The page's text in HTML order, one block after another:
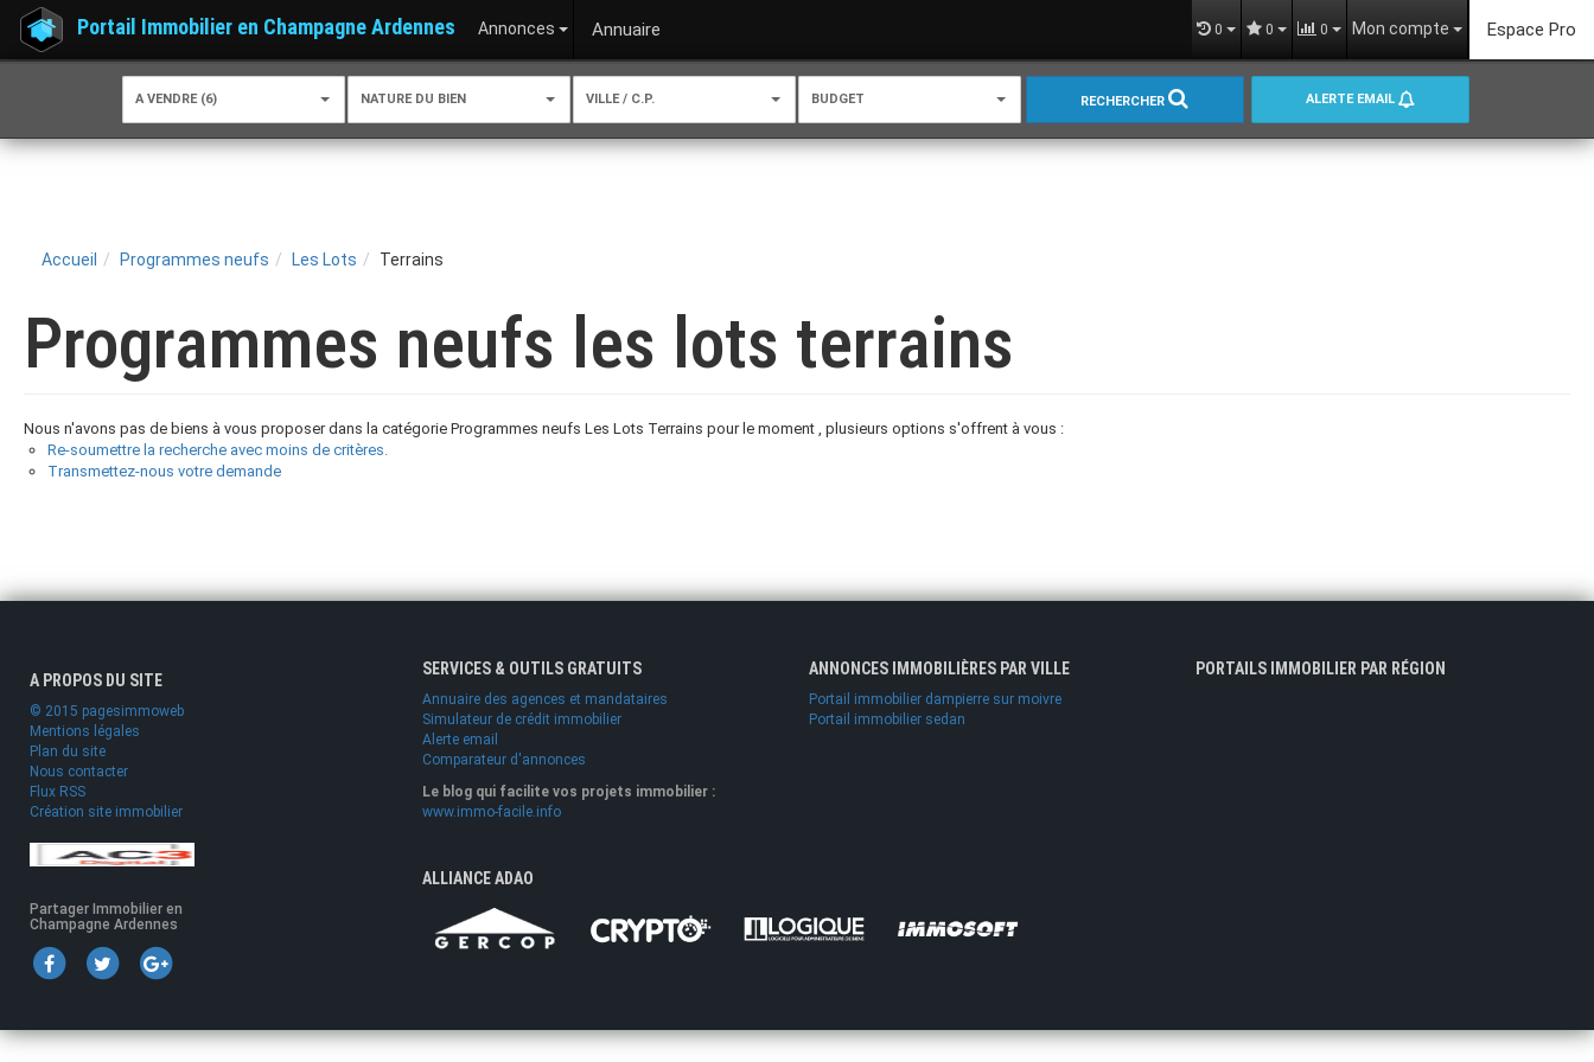
Portail Immobilier en Champagne Ardennes Annonces Annuaire 0 0 0 Mon compte Espace Pro
A VENDRE (6) NATURE DU BIEN VILLE / C.P. BUDGET RECHERCHER ALERTE EMAIL
Accueil Programmes neufs Les Lots Terrains
Programmes neufs les lots terrains
Nous n'avons pas de biens à vous proposer dans la catégorie Programmes neufs Les Lots Terrains pour le moment , plusieurs options s'offrent à vous :
Re-soumettre la recherche avec moins de critères.
Transmettez-nous votre demande
A PROPOS DU SITE
© 2015 pagesimmoweb
Mentions légales
Plan du site
Nous contacter
Flux RSS
Création site immobilier
Partager Immobilier en
Champagne Ardennes
SERVICES & OUTILS GRATUITS
Annuaire des agences et mandataires
Simulateur de crédit immobilier
Alerte email
Comparateur d'annonces
Le blog qui facilite vos projets immobilier :
www.immo-facile.info
ANNONCES IMMOBILIÈRES PAR VILLE
Portail immobilier dampierre sur moivre
Portail immobilier sedan
ALLIANCE ADAO
PORTAILS IMMOBILIER PAR RÉGION